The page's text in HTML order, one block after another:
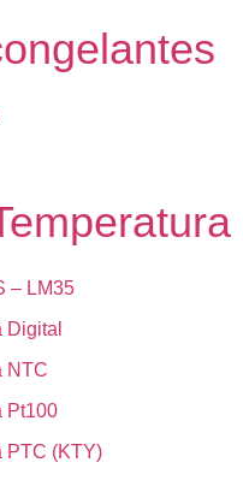
– LM35
Digital
NTC
Pt100
PTC (KTY)